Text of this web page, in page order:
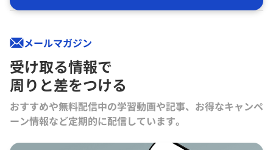
メールマガジン
受け取る情報で
周りと差をつける
おすすめや無料配信中の学習動画や記事、お得なキャンペ
ーン情報など定期的に配信しています。